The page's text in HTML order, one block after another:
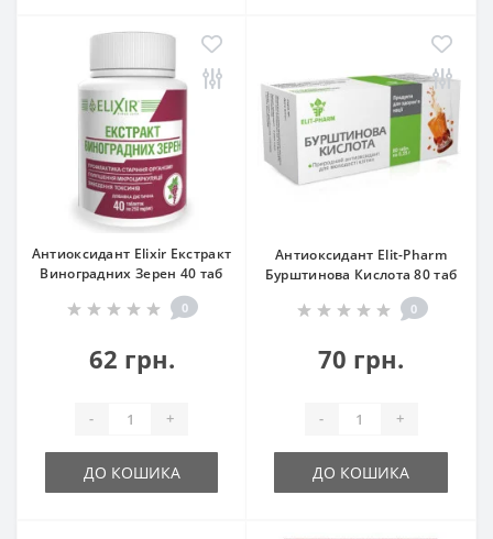
Антиоксидант Elixir Екстракт
Виноградних Зерен 40 таб
0
62 грн.
- +
ДО КОШИКА
Антиоксидант Elit-Pharm
Бурштинова Кислота 80 таб
0
70 грн.
- +
ДО КОШИКА